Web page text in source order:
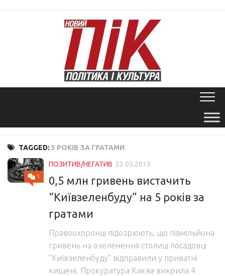
TAGGED: 5 РОКІВ ЗА ГРАТАМИ
1
ПОЗИТИВ/НЕГАТИВ 23.05.2013
0,5 млн гривень вистачить
“Київзеленбуду” на 5 років за
гратами
Правоохоронці підозрюють, що півмільйона
гривень на озеленення столиці посадовці
“Київзеленбуду” відправили у приватні
кишені. Прокуратура Києва викрила 4